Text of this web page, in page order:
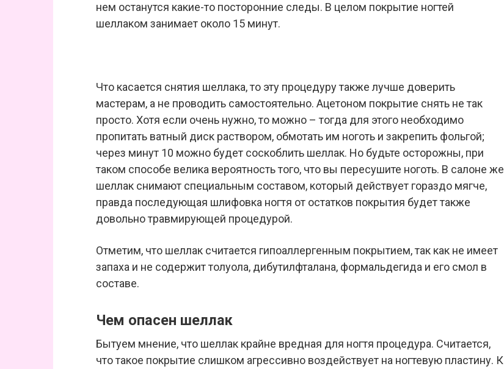
нем останутся какие-то посторонние следы. В целом покрытие ногтей
шеллаком занимает около 15 минут.
Что касается снятия шеллака, то эту процедуру также лучше доверить
мастерам, а не проводить самостоятельно. Ацетоном покрытие снять не так
просто. Хотя если очень нужно, то можно – тогда для этого необходимо
пропитать ватный диск раствором, обмотать им ноготь и закрепить фольгой;
через минут 10 можно будет соскоблить шеллак. Но будьте осторожны, при
таком способе велика вероятность того, что вы пересушите ноготь. В салоне же
шеллак снимают специальным составом, который действует гораздо мягче,
правда последующая шлифовка ногтя от остатков покрытия будет также
довольно травмирующей процедурой.
Отметим, что шеллак считается гипоаллергенным покрытием, так как не имеет
запаха и не содержит толуола, дибутилфталана, формальдегида и его смол в
составе.
Чем опасен шеллак
Бытуем мнение, что шеллак крайне вредная для ногтя процедура. Считается,
что такое покрытие слишком агрессивно воздействует на ногтевую пластину. К